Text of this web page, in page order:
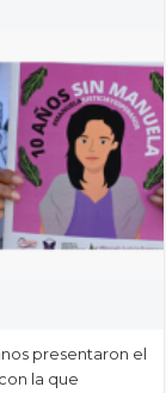
presentaron el
la que